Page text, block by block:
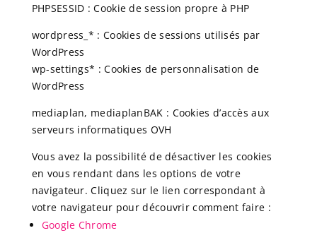
PHPSESSID : Cookie de session propre à PHP
wordpress_* : Cookies de sessions utilisés par
WordPress
wp-settings* : Cookies de personnalisation de
WordPress
mediaplan, mediaplanBAK : Cookies d’accès aux
serveurs informatiques OVH
Vous avez la possibilité de désactiver les cookies
en vous rendant dans les options de votre
navigateur. Cliquez sur le lien correspondant à
votre navigateur pour découvrir comment faire :
Google Chrome